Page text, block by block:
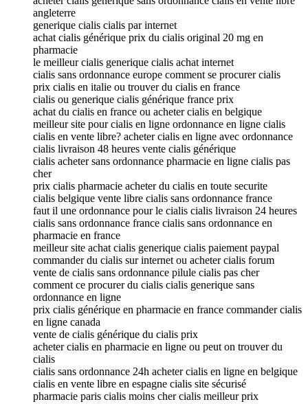
angleterre
generique cialis cialis par internet
achat cialis générique prix du cialis original 20 mg en
pharmacie
le meilleur cialis generique cialis achat internet
cialis sans ordonnance europe comment se procurer cialis
prix cialis en italie ou trouver du cialis en france
cialis ou generique cialis générique france prix
achat du cialis en france ou acheter cialis en belgique
meilleur site pour cialis en ligne ordonnance en ligne cialis
cialis en vente libre? acheter cialis en ligne avec ordonnance
cialis livraison 48 heures vente cialis générique
cialis acheter sans ordonnance pharmacie en ligne cialis pas
cher
prix cialis pharmacie acheter du cialis en toute securite
cialis belgique vente libre cialis sans ordonnance france
faut il une ordonnance pour le cialis cialis livraison 24 heures
cialis sans ordonnance france cialis sans ordonnance en
pharmacie en france
meilleur site achat cialis generique cialis paiement paypal
commander du cialis sur internet ou acheter cialis forum
vente de cialis sans ordonnance pilule cialis pas cher
comment ce procurer du cialis cialis generique sans
ordonnance en ligne
prix cialis générique en pharmacie en france commander cialis
en ligne canada
vente de cialis générique du cialis prix
acheter cialis en pharmacie en ligne ou peut on trouver du
cialis
cialis sans ordonnance 24h acheter cialis en ligne en belgique
cialis en vente libre en espagne cialis site sécurisé
pharmacie paris cialis moins cher cialis meilleur prix